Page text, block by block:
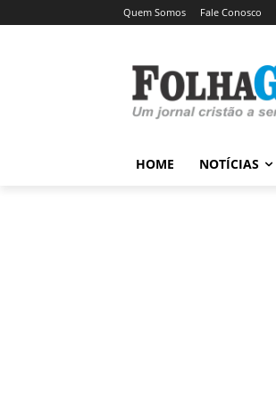
Quem Somos Fale Conosco
HOME NOTÍCIAS